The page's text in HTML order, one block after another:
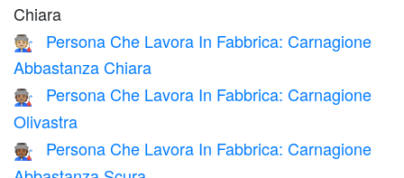
Chiara
🧑🏼‍🏭
Persona Che Lavora In Fabbrica: Carnagione
Abbastanza Chiara
🧑🏽‍🏭
Persona Che Lavora In Fabbrica: Carnagione
Olivastra
🧑🏾‍🏭
Persona Che Lavora In Fabbrica: Carnagione